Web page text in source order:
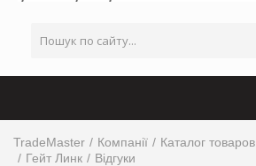
TradeMaster Компанії Каталог товаров
Гейт Линк
Відгуки